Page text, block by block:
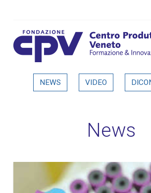
Dettaglio in
NEWS VIDEO
News